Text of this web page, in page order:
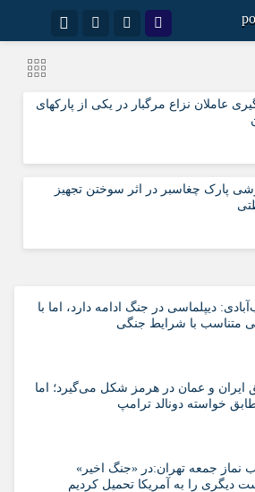
ایتا
عاملان نزاع مرگبار در یکی از پارکهای
پارک چغاسبر در اثر سوختن تجهیز
دیپلماسی در جنگ ادامه دارد، اما با
متناسب با شرایط جنگی
ایران و عمان در هرمز شکل می‌گیرد؛ اما
خواسته دونالد ترامپ
نماز جمعه تهران:در «جنگ اخیر»
دیگری را به آمریکا تحمیل کردیم